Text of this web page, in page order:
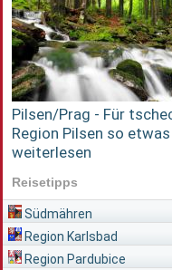
Pilsen/Prag - Für
Region Pilsen so
weiterlesen
Reisetipps
Südmähren
Region Karlsbad
Region Pardubice